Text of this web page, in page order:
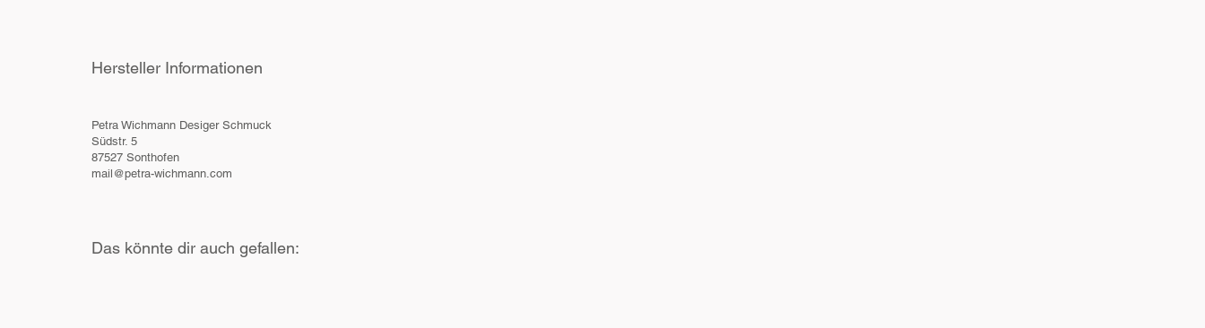
Hersteller Informationen
Petra Wichmann Desiger Schmuck
Südstr. 5
87527 Sonthofen
mail@petra-wichmann.com
Das könnte dir auch gefallen: